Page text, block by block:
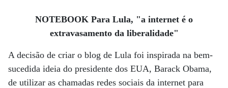
NOTEBOOK Para Lula, "a internet é o
extravasamento da liberalidade"
A decisão de criar o blog de Lula foi inspirada na bem-
sucedida ideia do presidente dos EUA, Barack Obama,
de utilizar as chamadas redes sociais da internet para